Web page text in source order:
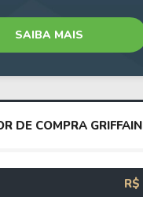
SAIBA MAIS
DE COMPRA GRIFFAIN
R$